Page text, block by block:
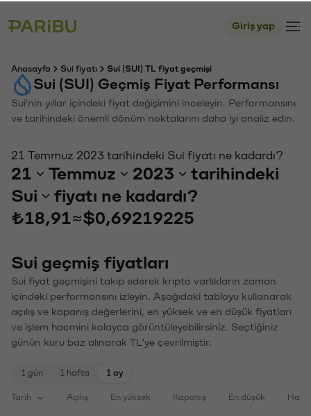
Giriş yap
Anasayfa Sui fiyatı Sui (SUI) TL fiyat geçmişi
Sui (SUI) Geçmiş Fiyat Performansı
Sui'nin yıllar içindeki fiyat değişimini inceleyin. Performansını
ve tarihindeki önemli dönüm noktalarını daha iyi analiz edin.
21 Temmuz 2023 tarihindeki Sui fiyatı ne kadardı?
21 Temmuz 2023
tarihindeki
Sui
fiyatı ne kadardı?
₺18,91 ≈$0,69219225
Sui geçmiş fiyatları
Sui fiyat geçmişini takip ederek kripto varlıkların zaman
içindeki performansını izleyin. Aşağıdaki tabloyu kullanarak
açılış ve kapanış değerlerini, en yüksek ve en düşük fiyatları
ve işlem hacmini kolayca görüntüleyebilirsiniz. Seçtiğiniz
günün kuru baz alınarak TL'ye çevrilmiştir.
1 gün 1 hafta 1 ay
Tarih Açılış En yüksek Kapanış En düşük